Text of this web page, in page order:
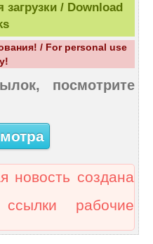
/ Download
/ For personal use
посмотрите
новость создана
рабочие